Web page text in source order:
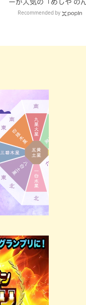
ーが人気の「めしや の
市）Recommended by